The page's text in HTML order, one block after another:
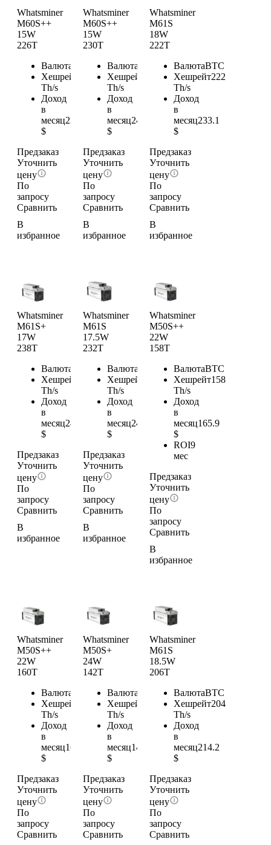
Whatsminer
M60S++
15W
226T
Валюта
Хешрейт
Th/s
Доход
в
месяц237.3
$
Предзаказ
Уточнить
цену
По
запросу
Сравнить
В
избранное
Whatsminer
M60S++
15W
230T
Валюта
Хешрейт
Th/s
Доход
в
месяц241.5
$
Предзаказ
Уточнить
цену
По
запросу
Сравнить
В
избранное
Whatsminer
M61S
18W
222T
ВалютаBTC
Хешрейт222
Th/s
Доход
в
месяц233.1
$
Предзаказ
Уточнить
цену
По
запросу
Сравнить
В
избранное
Whatsminer
M61S+
17W
238T
Валюта
Хешрейт
Th/s
Доход
в
месяц249.9
$
Предзаказ
Уточнить
цену
По
запросу
Сравнить
В
избранное
Whatsminer
M61S
17.5W
232T
Валюта
Хешрейт
Th/s
Доход
в
месяц243.6
$
Предзаказ
Уточнить
цену
По
запросу
Сравнить
В
избранное
Whatsminer
M50S++
22W
158T
ВалютаBTC
Хешрейт158
Th/s
Доход
в
месяц165.9
$
ROI9
мес
Предзаказ
Уточнить
цену
По
запросу
Сравнить
В
избранное
Whatsminer
M50S++
22W
160T
Валюта
Хешрейт
Th/s
Доход
в
месяц168
$
Предзаказ
Уточнить
цену
По
запросу
Сравнить
Whatsminer
M50S+
24W
142T
Валюта
Хешрейт
Th/s
Доход
в
месяц149.1
$
Предзаказ
Уточнить
цену
По
запросу
Сравнить
Whatsminer
M61S
18.5W
206T
ВалютаBTC
Хешрейт204
Th/s
Доход
в
месяц214.2
$
Предзаказ
Уточнить
цену
По
запросу
Сравнить